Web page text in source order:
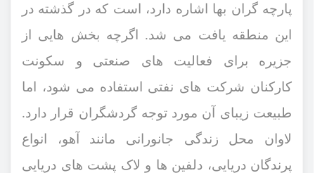
پارچه گران ‌بها اشاره دارد، است که در گذشته در
این منطقه یافت می ‌شد. اگرچه بخش‌ هایی از
جزیره برای فعالیت ‌های صنعتی و سکونت
کارکنان شرکت‌ های نفتی استفاده می ‌شود، اما
طبیعت زیبای آن مورد توجه گردشگران قرار دارد.
لاوان محل زندگی جانورانی مانند آهو، انواع
پرندگان دریایی، دلفین ‌ها و لاک ‌پشت ‌های دریایی